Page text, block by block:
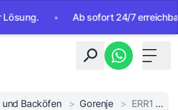
• Ab sofort 24/7 erreichbar. KI-
Toggle
und Backöfen > Gorenje > ERR1 Temperaturfühler-Fehler